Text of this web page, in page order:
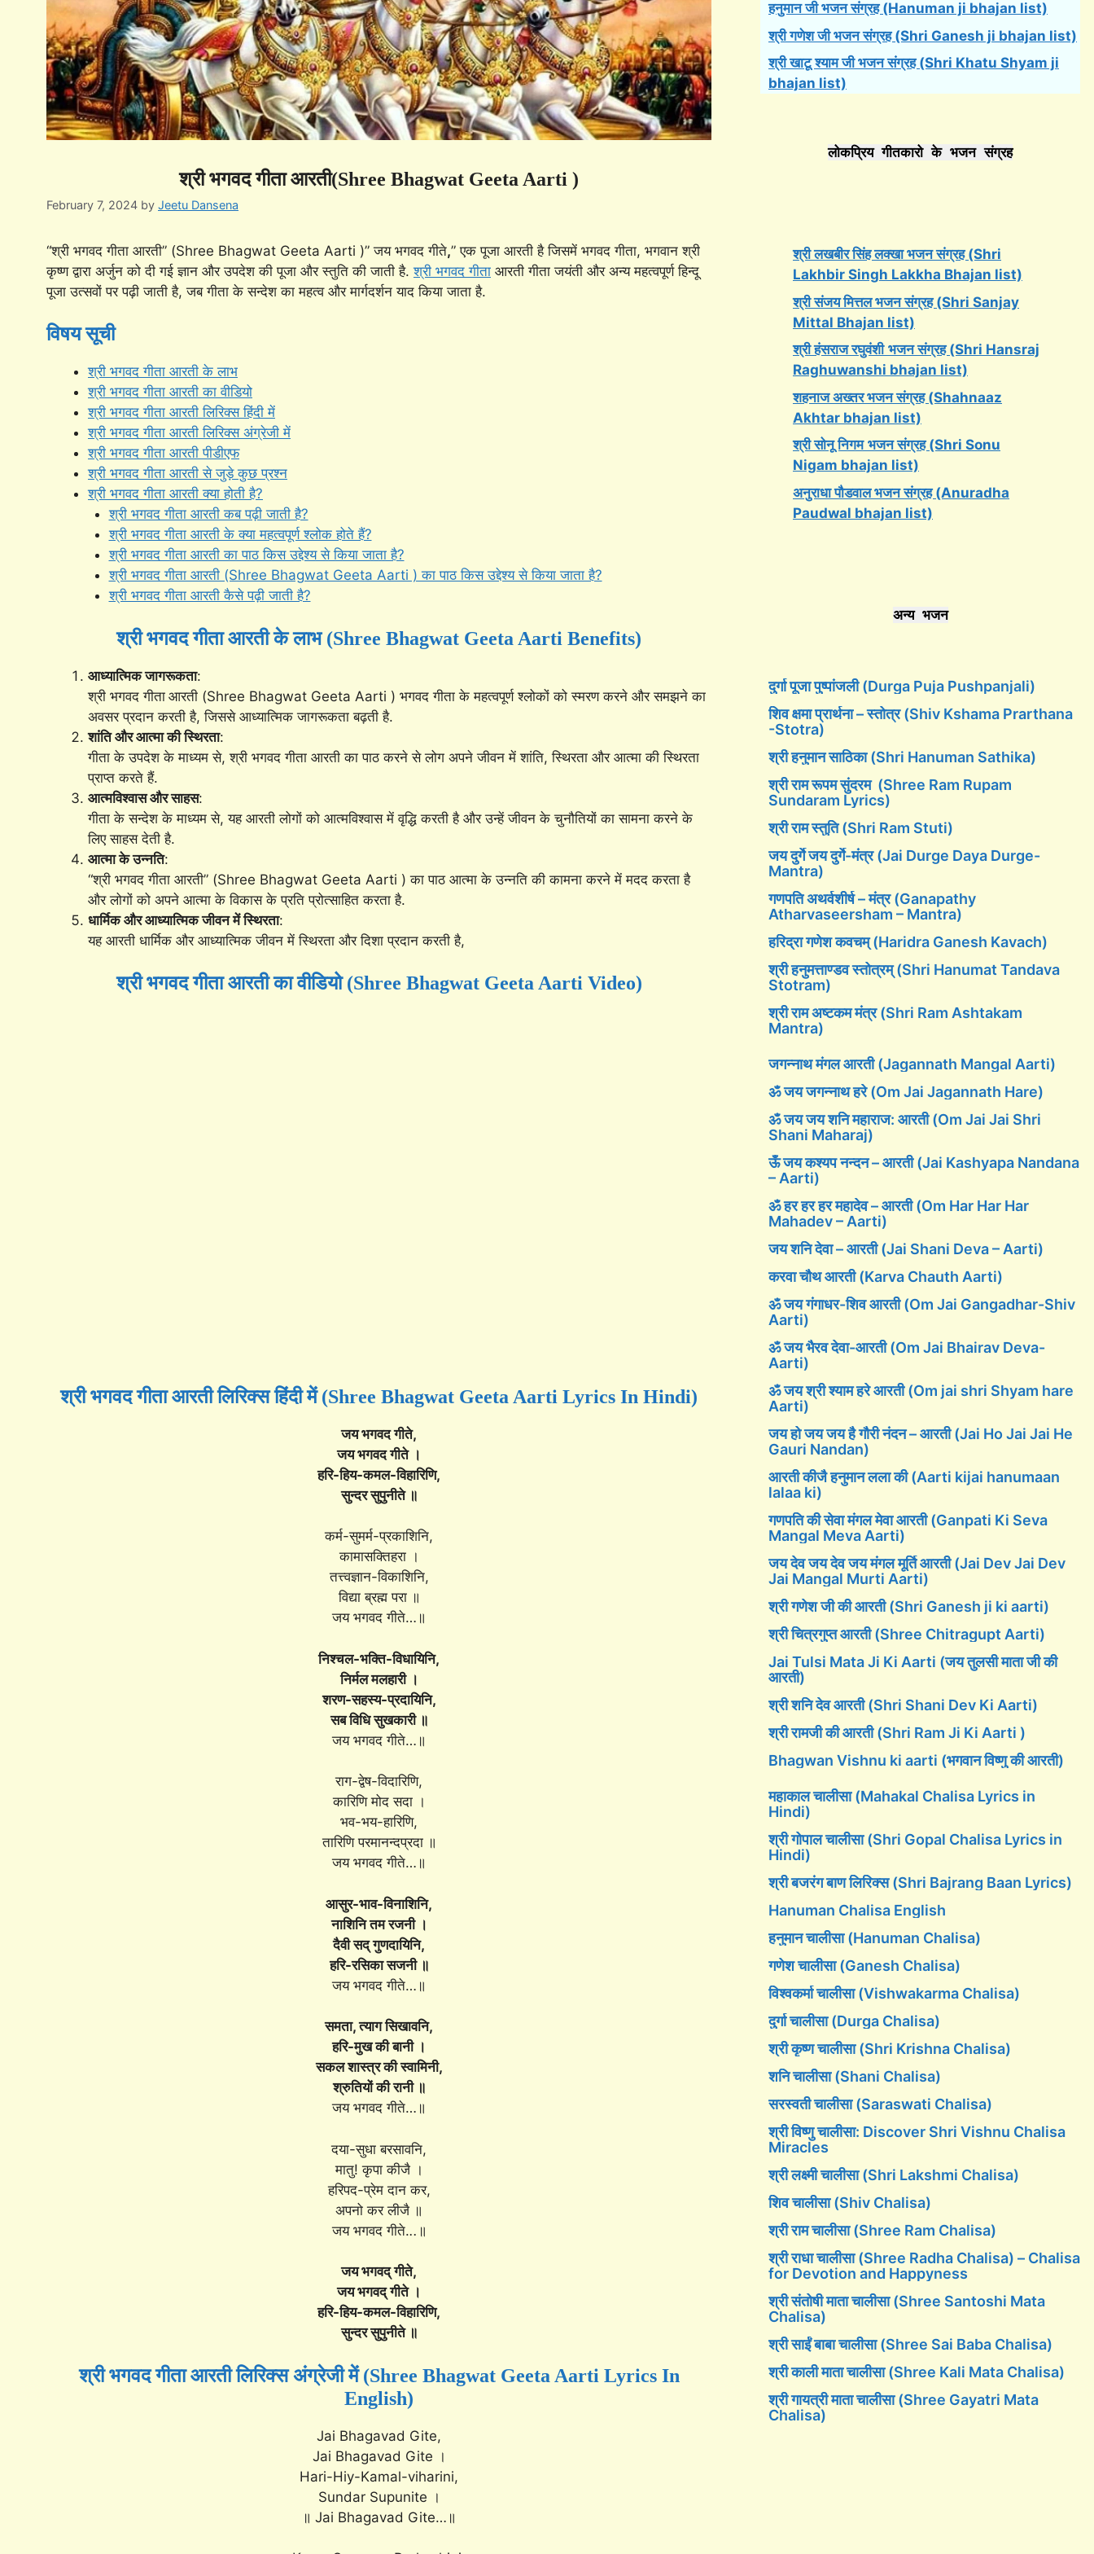
श्री भगवद गीता आरती(Shree Bhagwat Geeta Aarti )
February 7, 2024 by Jeetu Dansena
“श्री भगवद गीता आरती” (Shree Bhagwat Geeta Aarti )” जय भगवद गीते,” एक पूजा आरती है जिसमें भगवद गीता, भगवान श्री
कृष्ण द्वारा अर्जुन को दी गई ज्ञान और उपदेश की पूजा और स्तुति की जाती है.श्री भगवद गीता आरती गीता जयंती और अन्य महत्वपूर्ण हिन्दू
पूजा उत्सवों पर पढ़ी जाती है, जब गीता के सन्देश का महत्व और मार्गदर्शन याद किया जाता है.
विषय सूची
श्री भगवद गीता आरती के लाभ
श्री भगवद गीता आरती का वीडियो
श्री भगवद गीता आरती लिरिक्स हिंदी में
श्री भगवद गीता आरती लिरिक्स अंग्रेजी में
श्री भगवद गीता आरती पीडीएफ
श्री भगवद गीता आरती से जुड़े कुछ प्रश्न
श्री भगवद गीता आरती क्या होती है?
श्री भगवद गीता आरती कब पढ़ी जाती है?
श्री भगवद गीता आरती के क्या महत्वपूर्ण श्लोक होते हैं?
श्री भगवद गीता आरती का पाठ किस उद्देश्य से किया जाता है?
श्री भगवद गीता आरती (Shree Bhagwat Geeta Aarti ) का पाठ किस उद्देश्य से किया जाता है?
श्री भगवद गीता आरती कैसे पढ़ी जाती है?
श्री भगवद गीता आरती के लाभ (Shree Bhagwat Geeta Aarti Benefits)
आध्यात्मिक जागरूकता:
श्री भगवद गीता आरती (Shree Bhagwat Geeta Aarti ) भगवद गीता के महत्वपूर्ण श्लोकों को स्मरण करने और समझने का
अवसर प्रदान करती है, जिससे आध्यात्मिक जागरूकता बढ़ती है.
शांति और आत्मा की स्थिरता:
गीता के उपदेश के माध्यम से, श्री भगवद गीता आरती का पाठ करने से लोग अपने जीवन में शांति, स्थिरता और आत्मा की स्थिरता
प्राप्त करते हैं.
आत्मविश्वास और साहस:
गीता के सन्देश के माध्यम से, यह आरती लोगों को आत्मविश्वास में वृद्धि करती है और उन्हें जीवन के चुनौतियों का सामना करने के
लिए साहस देती है.
आत्मा के उन्नति:
“श्री भगवद गीता आरती” (Shree Bhagwat Geeta Aarti ) का पाठ आत्मा के उन्नति की कामना करने में मदद करता है
और लोगों को अपने आत्मा के विकास के प्रति प्रोत्साहित करता है.
धार्मिक और आध्यात्मिक जीवन में स्थिरता:
यह आरती धार्मिक और आध्यात्मिक जीवन में स्थिरता और दिशा प्रदान करती है,
श्री भगवद गीता आरती का वीडियो (Shree Bhagwat Geeta Aarti Video)
श्री भगवद गीता आरती लिरिक्स हिंदी में (Shree Bhagwat Geeta Aarti Lyrics In Hindi)
जय भगवद गीते,
जय भगवद गीते ।
हरि-हिय-कमल-विहारिणि,
सुन्दर सुपुनीते ॥
कर्म-सुमर्म-प्रकाशिनि,
कामासक्तिहरा ।
तत्त्वज्ञान-विकाशिनि,
विद्या ब्रह्म परा ॥
जय भगवद गीते…॥
निश्चल-भक्ति-विधायिनि,
निर्मल मलहारी ।
शरण-सहस्य-प्रदायिनि,
सब विधि सुखकारी ॥
जय भगवद गीते…॥
राग-द्वेष-विदारिणि,
कारिणि मोद सदा ।
भव-भय-हारिणि,
तारिणि परमानन्दप्रदा ॥
जय भगवद गीते…॥
आसुर-भाव-विनाशिनि,
नाशिनि तम रजनी ।
दैवी सद् गुणदायिनि,
हरि-रसिका सजनी ॥
जय भगवद गीते…॥
समता, त्याग सिखावनि,
हरि-मुख की बानी ।
सकल शास्त्र की स्वामिनी,
श्रुतियों की रानी ॥
जय भगवद गीते…॥
दया-सुधा बरसावनि,
मातु! कृपा कीजै ।
हरिपद-प्रेम दान कर,
अपनो कर लीजै ॥
जय भगवद गीते... ॥
जय भगवद् गीते,
जय भगवद् गीते ।
हरि-हिय-कमल-विहारिणि,
सुन्दर सुपुनीते ॥
श्री भगवद गीता आरती लिरिक्स अंग्रेजी में (Shree Bhagwat Geeta Aarti Lyrics In
English)
Jai Bhagavad Gite,
Jai Bhagavad Gite ।
Hari-Hiy-Kamal-viharini,
Sundar Supunite ।
॥ Jai Bhagavad Gite…॥
हनुमान जी भजन संग्रह (Hanuman ji bhajan list)
श्री गणेश जी भजन संग्रह (Shri Ganesh ji bhajan list)
श्री खाटू श्याम जी भजन संग्रह (Shri Khatu Shyam ji
bhajan list)
लोकप्रिय गीतकारो के भजन संग्रह
श्री लखबीर सिंह लक्खा भजन संग्रह (Shri
Lakhbir Singh Lakkha Bhajan list)
श्री संजय मित्तल भजन संग्रह (Shri Sanjay
Mittal Bhajan list)
श्री हंसराज रघुवंशी भजन संग्रह (Shri Hansraj
Raghuwanshi bhajan list)
शहनाज अख्तर भजन संग्रह (Shahnaaz
Akhtar bhajan list)
श्री सोनू निगम भजन संग्रह (Shri Sonu
Nigam bhajan list)
अनुराधा पौडवाल भजन संग्रह (Anuradha
Paudwal bhajan list)
अन्य भजन
दुर्गा पूजा पुष्पांजली (Durga Puja Pushpanjali)
शिव क्षमा प्रार्थना – स्तोत्र (Shiv Kshama Prarthana
-Stotra)
श्री हनुमान साठिका (Shri Hanuman Sathika)
श्री राम रूपम सुंदरम (Shree Ram Rupam
Sundaram Lyrics)
श्री राम स्तुति (Shri Ram Stuti)
जय दुर्गे जय दुर्गे-मंत्र (Jai Durge Daya Durge-
Mantra)
गणपति अथर्वशीर्ष – मंत्र (Ganapathy
Atharvaseersham – Mantra)
हरिद्रा गणेश कवचम् (Haridra Ganesh Kavach)
श्री हनुमत्ताण्डव स्तोत्रम् (Shri Hanumat Tandava
Stotram)
श्री राम अष्टकम मंत्र (Shri Ram Ashtakam
Mantra)
जगन्नाथ मंगल आरती (Jagannath Mangal Aarti)
ॐ जय जगन्नाथ हरे (Om Jai Jagannath Hare)
ॐ जय जय शनि महाराज: आरती (Om Jai Jai Shri
Shani Maharaj)
ऊँ जय कश्यप नन्दन – आरती (Jai Kashyapa Nandana
– Aarti)
ॐ हर हर हर महादेव – आरती (Om Har Har Har
Mahadev – Aarti)
जय शनि देवा – आरती (Jai Shani Deva – Aarti)
करवा चौथ आरती (Karva Chauth Aarti)
ॐ जय गंगाधर-शिव आरती (Om Jai Gangadhar-Shiv
Aarti)
ॐ जय भैरव देवा-आरती (Om Jai Bhairav Deva-
Aarti)
ॐ जय श्री श्याम हरे आरती (Om jai shri Shyam hare
Aarti)
जय हो जय जय है गौरी नंदन – आरती (Jai Ho Jai Jai He
Gauri Nandan)
आरती कीजै हनुमान लला की (Aarti kijai hanumaan
lalaa ki)
गणपति की सेवा मंगल मेवा आरती (Ganpati Ki Seva
Mangal Meva Aarti)
जय देव जय देव जय मंगल मूर्ति आरती (Jai Dev Jai Dev
Jai Mangal Murti Aarti)
श्री गणेश जी की आरती (Shri Ganesh ji ki aarti)
श्री चित्रगुप्त आरती (Shree Chitragupt Aarti)
Jai Tulsi Mata Ji Ki Aarti (जय तुलसी माता जी की
आरती)
श्री शनि देव आरती (Shri Shani Dev Ki Aarti)
श्री रामजी की आरती (Shri Ram Ji Ki Aarti )
Bhagwan Vishnu ki aarti (भगवान विष्णु की आरती)
महाकाल चालीसा (Mahakal Chalisa Lyrics in
Hindi)
श्री गोपाल चालीसा (Shri Gopal Chalisa Lyrics in
Hindi)
श्री बजरंग बाण लिरिक्स (Shri Bajrang Baan Lyrics)
Hanuman Chalisa English
हनुमान चालीसा (Hanuman Chalisa)
गणेश चालीसा (Ganesh Chalisa)
विश्वकर्मा चालीसा (Vishwakarma Chalisa)
दुर्गा चालीसा (Durga Chalisa)
श्री कृष्ण चालीसा (Shri Krishna Chalisa)
शनि चालीसा (Shani Chalisa)
सरस्वती चालीसा (Saraswati Chalisa)
श्री विष्णु चालीसा: Discover Shri Vishnu Chalisa
Miracles
श्री लक्ष्मी चालीसा (Shri Lakshmi Chalisa)
शिव चालीसा (Shiv Chalisa)
श्री राम चालीसा (Shree Ram Chalisa)
श्री राधा चालीसा (Shree Radha Chalisa) – Chalisa
for Devotion and Happyness
श्री संतोषी माता चालीसा (Shree Santoshi Mata
Chalisa)
श्री साईं बाबा चालीसा (Shree Sai Baba Chalisa)
श्री काली माता चालीसा (Shree Kali Mata Chalisa)
श्री गायत्री माता चालीसा (Shree Gayatri Mata
Chalisa)